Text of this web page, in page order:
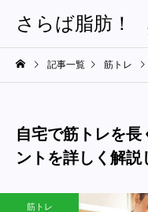
さらば脂肪！
記事一覧 筋トレ
自宅で筋トレを長
ントを詳しく解説
筋トレ